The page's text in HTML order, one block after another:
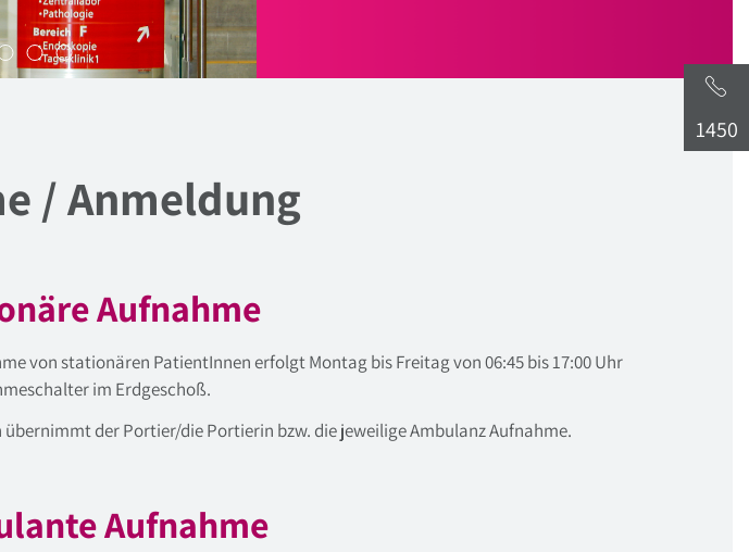
1450
/ Anmeldung
Aufnahme
von stationären PatientInnen erfolgt Montag bis Freitag von 06:45 bis 17:00 Uhr
im Erdgeschoß.
der Portier/die Portierin bzw. die jeweilige Ambulanz Aufnahme.
Aufnahme